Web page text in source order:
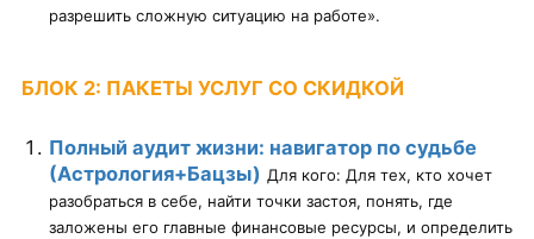
разрешить сложную ситуацию на работе».
БЛОК 2: ПАКЕТЫ УСЛУГ СО СКИДКОЙ
Полный аудит жизни: навигатор по судьбе
(Астрология+Бацзы) Для кого: Для тех, кто хочет
разобраться в себе, найти точки застоя, понять, где
заложены его главные финансовые ресурсы, и определить